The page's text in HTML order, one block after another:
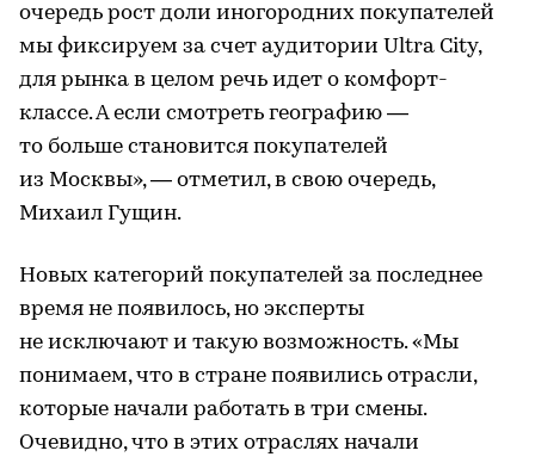
очередь рост доли иногородних покупателей
мы фиксируем за счет аудитории Ultra City,
для рынка в целом речь идет о комфорт-
классе. А если смотреть географию —
то больше становится покупателей
из Москвы», — отметил, в свою очередь,
Михаил Гущин.
Новых категорий покупателей за последнее
время не появилось, но эксперты
не исключают и такую возможность. «Мы
понимаем, что в стране появились отрасли,
которые начали работать в три смены.
Очевидно, что в этих отраслях начали